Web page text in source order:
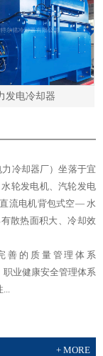
发电冷却器
冷却器厂）坐落于宜
轮发电机、汽轮发电
流电机背包式空— 水
散热面积大、冷却效
善的质量管理体系
职业健康安全管理体系
+ MORE